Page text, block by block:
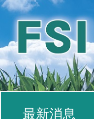
最新消息